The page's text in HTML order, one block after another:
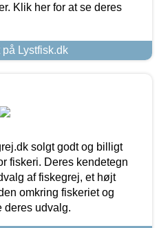
Klik her for at se deres
Lystfisk.dk
solgt godt og billigt
fiskeri. Deres kendetegn
af fiskegrej, et højt
omkring fiskeriet og
deres udvalg.